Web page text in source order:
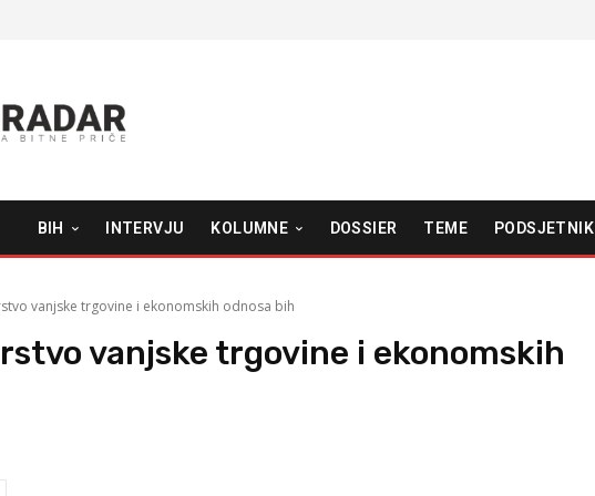
BIH INTERVJU KOLUMNE DOSSIER TEME PODSJETNIK
vanjske trgovine i ekonomskih odnosa bih
vanjske trgovine i ekonomskih